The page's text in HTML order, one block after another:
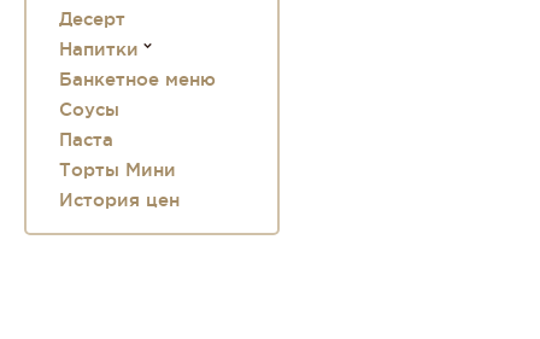
Десерт
Напитки
Банкетное меню
Соусы
Паста
Торты Мини
История цен